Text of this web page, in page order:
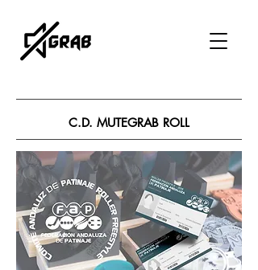
C.D. MUTEGRAB ROLL